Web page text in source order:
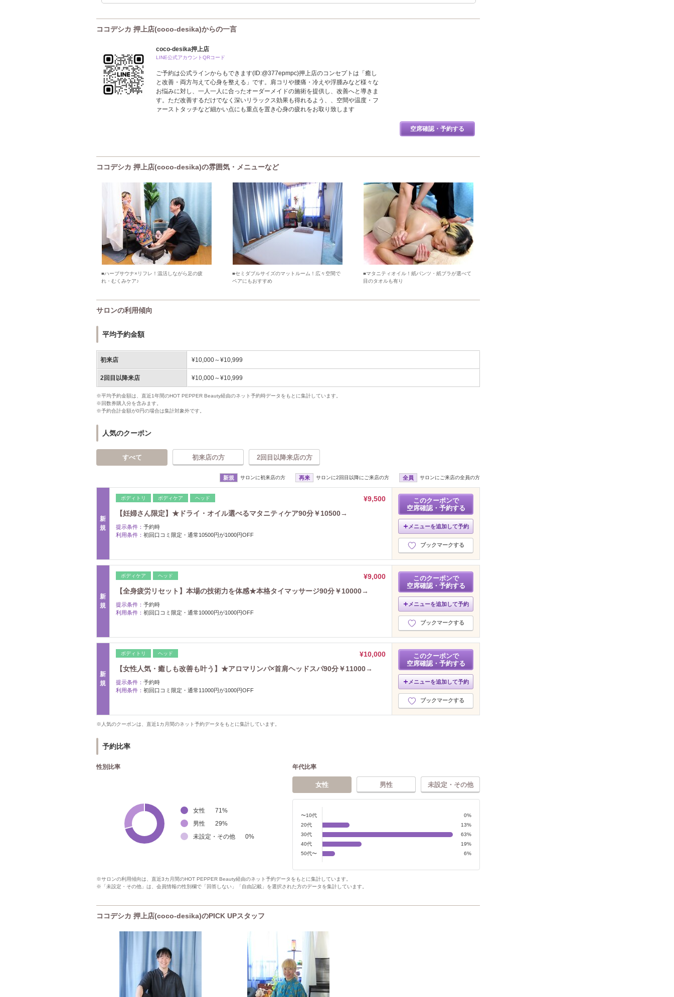
ココデシカ 押上店(coco-desika)からの一言
coco-desika押上店
LINE公式アカウントQRコード
ご予約は公式ラインからもできます(ID:@377epmpc)押上店のコンセプトは「癒し
と改善・両方与えて心身を整える」です。肩コリや腰痛・冷えや浮腫みなど様々な
お悩みに対し、一人一人に合ったオーダーメイドの施術を提供し、改善へと導きま
す。ただ改善するだけでなく深いリラックス効果も得れるよう、、空間や温度・フ
ァーストタッチなど細かい点にも重点を置き心身の疲れをお取り致します
空席確認・予約する
ココデシカ 押上店(coco-desika)の雰囲気・メニューなど
■ハーブサウナ×リフレ！温活しながら足の疲
れ・むくみケア♪
■セミダブルサイズのマットルーム！広々空間で
ペアにもおすすめ
■マタニティオイル！紙パンツ・紙ブラが選べて
目のタオルも有り
サロンの利用傾向
平均予約金額
初来店 ¥10,000～¥10,999
2回目以降来店 ¥10,000～¥10,999
※平均予約金額は、直近1年間のHOT PEPPER Beauty経由のネット予約時データをもとに集計しています。
※回数券購入分を含みます。
※予約合計金額が0円の場合は集計対象外です。
人気のクーポン
すべて 初来店の方 2回目以降来店の方
新規 サロンに初来店の方 再来 サロンに2回目以降にご来店の方 全員 サロンにご来店の全員の方
新
規
ボディトリ ボディケア ヘッド
¥9,500
【妊婦さん限定】★ドライ・オイル選べるマタニティケア90分￥10500→
提示条件： 予約時
利用条件： 初回口コミ限定・通常10500円が1000円OFF
このクーポンで
空席確認・予約する
メニューを追加して予約
ブックマークする
新
規
ボディケア ヘッド
¥9,000
【全身疲労リセット】本場の技術力を体感★本格タイマッサージ90分￥10000→
提示条件： 予約時
利用条件： 初回口コミ限定・通常10000円が1000円OFF
このクーポンで
空席確認・予約する
メニューを追加して予約
ブックマークする
新
規
ボディトリ ヘッド
¥10,000
【女性人気・癒しも改善も叶う】★アロマリンパ×首肩ヘッドスパ90分￥11000→
提示条件： 予約時
利用条件： 初回口コミ限定・通常11000円が1000円OFF
このクーポンで
空席確認・予約する
メニューを追加して予約
ブックマークする
※人気のクーポンは、直近1カ月間のネット予約データをもとに集計しています。
予約比率
性別比率
女性 71 %
男性
29%
未設定・その他
0%
年代比率
女性 男性 未設定・その他
〜10代
0%
20代
13%
30代
63%
40代
19%
50代〜
6%
※サロンの利用傾向は、直近3カ月間のHOT PEPPER Beauty経由のネット予約データをもとに集計しています。
※「未設定・その他」は、会員情報の性別欄で「回答しない」「自由記載」を選択された方のデータを集計しています。
ココデシカ 押上店(coco-desika)のPICK UPスタッフ